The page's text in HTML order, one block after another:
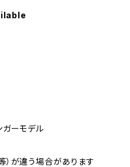
ーモデル
）が違う場合があります